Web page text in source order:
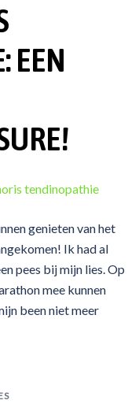
EEN
genieten van het
Ik had al
pees bij mijn lies. Op
mee kunnen
been niet meer